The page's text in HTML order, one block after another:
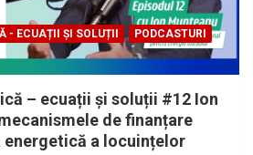
- ECUAȚII ȘI SOLUȚII
PODCASTURI
– ecuații și soluții #12 Ion
de finanțare
energetică a locuințelor